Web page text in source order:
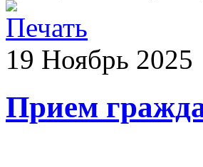
19 Ноябрь 2025
Прием